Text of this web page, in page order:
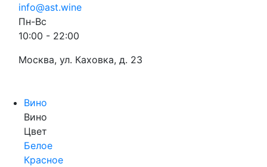
info@ast.wine
Пн-Вс
10:00 - 22:00
Москва, ул. Каховка, д. 23
Вино
Вино
Цвет
Белое
Красное